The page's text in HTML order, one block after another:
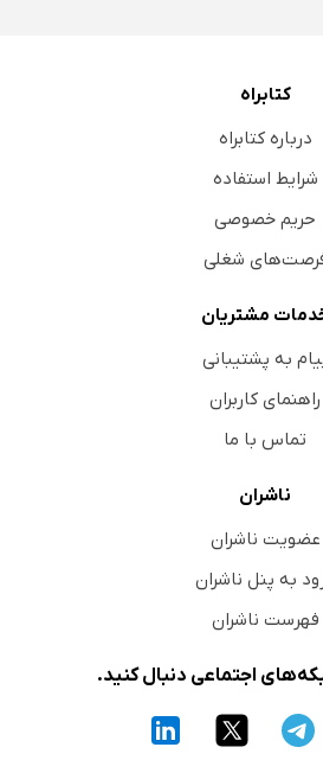
کتابراه
درباره کتابراه
شرایط استفاده
حریم خصوصی
شغلی
مشتریان
به پشتیبانی
راهنمای کاربران
تماس با ما
ناشران
عضویت ناشران
به پنل ناشران
فهرست ناشران
اجتماعی دنبال کنید.